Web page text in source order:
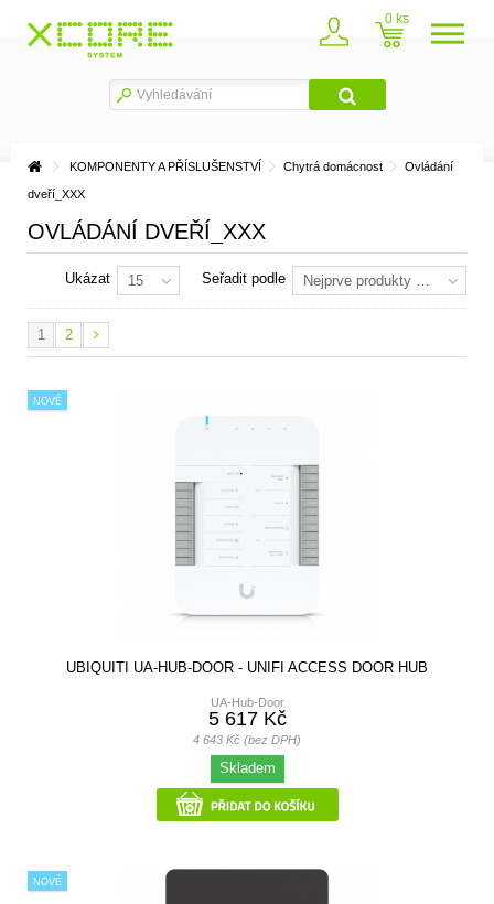
0
KOMPONENTY A PŘÍSLUŠENSTVÍ Chytrá domácnost Ovládání
dveří_XXX
OVLÁDÁNÍ DVEŘÍ_XXX
Seřadit podle Nejprve produkty skladem
Ukázat 15
1 2
NOVÉ
UBIQUITI UA-HUB-DOOR - UNIFI ACCESS DOOR HUB
UA-Hub-Door
5 617 Kč
4 643 Kč (bez DPH)
Skladem
NOVÉ